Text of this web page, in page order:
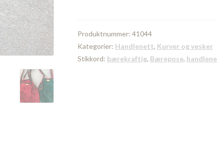
antall
Produktnummer: 41044
Kategorier: Handlenett, Kurver og vesker
Stikkord: bærekraftig, Bærepose,